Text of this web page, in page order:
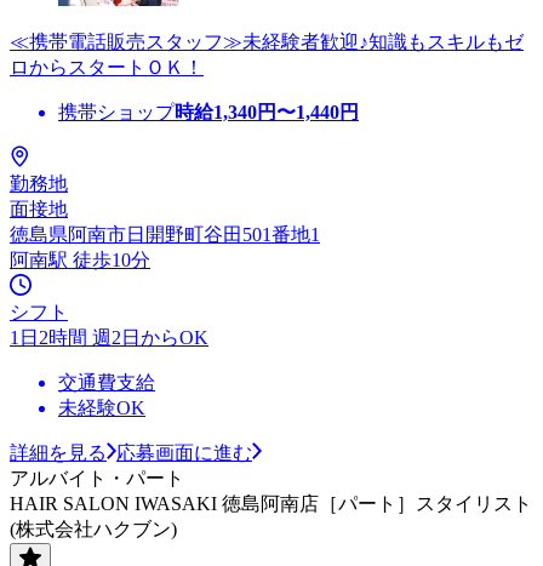
≪携帯電話販売スタッフ≫未経験者歓迎♪知識もスキルもゼ
ロからスタートＯＫ！
携帯ショップ時給1,340円〜1,440円
勤務地
面接地
徳島県阿南市日開野町谷田501番地1
阿南駅 徒歩10分
シフト
1日2時間 週2日からOK
交通費支給
未経験OK
詳細を見る
応募画面に進む
アルバイト・パート
HAIR SALON IWASAKI 徳島阿南店［パート］スタイリスト
(株式会社ハクブン)